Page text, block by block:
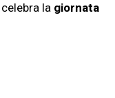
la giornata